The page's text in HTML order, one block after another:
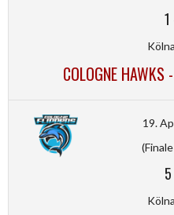
1
COLOGNE HAWKS
19.
5